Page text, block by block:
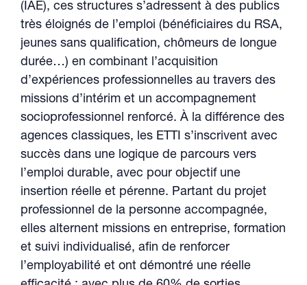
(IAE), ces structures s’adressent à des publics
très éloignés de l’emploi (bénéficiaires du RSA,
jeunes sans qualification, chômeurs de longue
durée…) en combinant l’acquisition
d’expériences professionnelles au travers des
missions d’intérim et un accompagnement
socioprofessionnel renforcé. À la différence des
agences classiques, les ETTI s’inscrivent avec
succès dans une logique de parcours vers
l’emploi durable, avec pour objectif une
insertion réelle et pérenne. Partant du projet
professionnel de la personne accompagnée,
elles alternent missions en entreprise, formation
et suivi individualisé, afin de renforcer
l’employabilité et ont démontré une réelle